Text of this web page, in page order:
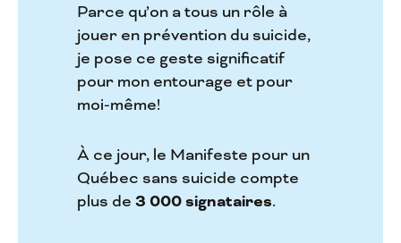
Parce qu’on a tous un rôle à
jouer en prévention du suicide,
je pose ce geste significatif
pour mon entourage et pour
moi-même!
À ce jour, le Manifeste pour un
Québec sans suicide compte
plus de3 000 signataires.